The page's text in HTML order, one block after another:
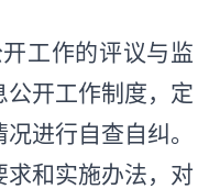
工作的评议与监
开工作制度，定
进行自查自纠。
求和实施办法，对